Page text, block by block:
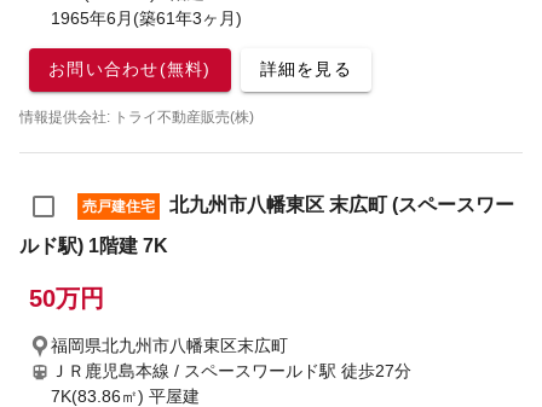
1965年6月(築61年3ヶ月)
お問い合わせ(無料) 詳細を見る
情報提供会社: トライ不動産販売(株)
売戸建住宅
北九州市八幡東区 末広町 (スペースワー
ルド駅) 1階建 7K
50万円
福岡県北九州市八幡東区末広町
ＪＲ鹿児島本線 / スペースワールド駅 徒歩27分
7K(83.86㎡) 平屋建